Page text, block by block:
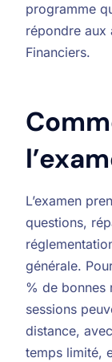
programme
répondre aux
Financiers.
L’examen
questions,
générale.
% de bonnes
sessions
distance,
temps limité,